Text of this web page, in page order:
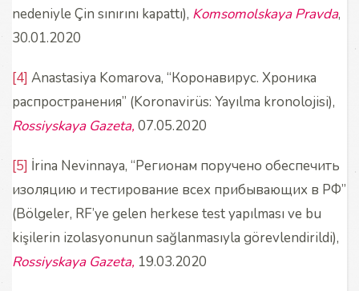
nedeniyle Çin sınırını kapattı), Komsomolskaya Pravda,
30.01.2020
[4] Anastasiya Komarova, “Коронавирус. Хроника
распространения” (Koronavirüs: Yayılma kronolojisi),
Rossiyskaya Gazeta, 07.05.2020
[5] İrina Nevinnaya, “Регионам поручено обеспечить
изоляцию и тестирование всех прибывающих в РФ”
(Bölgeler, RF’ye gelen herkese test yapılması ve bu
kişilerin izolasyonunun sağlanmasıyla görevlendirildi),
Rossiyskaya Gazeta, 19.03.2020